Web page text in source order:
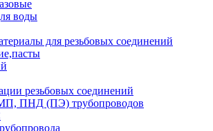
воды
для резьбовых соединений
резьбовых соединений
ПНД (ПЭ) трубопроводов